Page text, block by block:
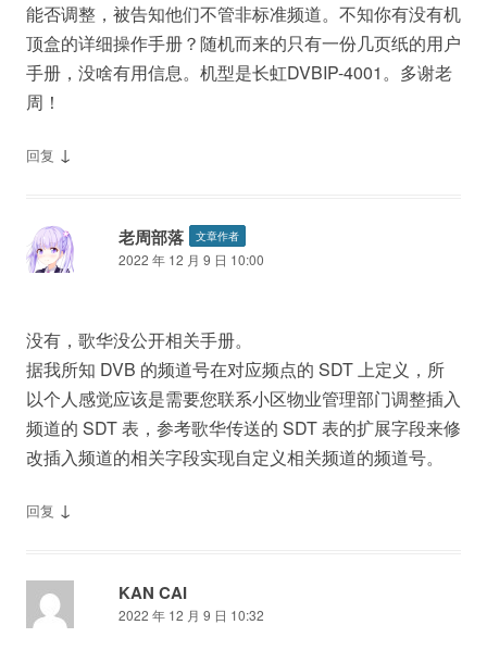
能否调整，被告知他们不管非标准频道。不知你有没有机
顶盒的详细操作手册？随机而来的只有一份几页纸的用户
手册，没啥有用信息。机型是长虹DVBIP-4001。多谢老
周！
回复 ↓
老周部落 文章作者
2022 年 12 月 9 日 10:00
没有，歌华没公开相关手册。
据我所知 DVB 的频道号在对应频点的 SDT 上定义，所
以个人感觉应该是需要您联系小区物业管理部门调整插入
频道的 SDT 表，参考歌华传送的 SDT 表的扩展字段来修
改插入频道的相关字段实现自定义相关频道的频道号。
回复 ↓
KAN CAI
2022 年 12 月 9 日 10:32